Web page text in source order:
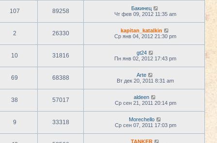
107 89258
Бакинец
Чт фев 09, 2012 11:35 am
2 26330
kapitan_katalkin
Ср янв 04, 2012 21:30 pm
10 31816
gt24
Пн янв 02, 2012 17:43 pm
69 68388
Arte
Вт дек 20, 2011 8:31 am
38 57017
aldeen
Ср сен 21, 2011 20:14 pm
9 33318
Morechello
Ср сен 07, 2011 17:03 pm
TANKER